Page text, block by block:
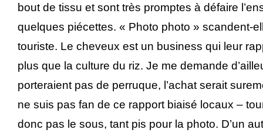
bout de tissu et sont très promptes à défaire
quelques piécettes. « Photo photo » scandent-
touriste. Le cheveux est un business qui leur
plus que la culture du riz. Je me demande
porteraient pas de perruque, l’achat serait
ne suis pas fan de ce rapport biaisé locaux –
donc pas le sous, tant pis pour la photo. D’un